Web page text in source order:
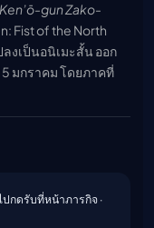
gun Zako-
Fist of the North
งเป็นอนิเมะสั้น ออก
5 มกราคม โดยภาคที่
กดรับที่หน้าภารกิจ ·